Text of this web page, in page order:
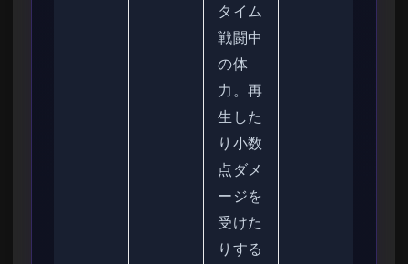
タイム
戦闘中
の体
力。再
生した
り小数
点ダメ
ージを
受けた
りする